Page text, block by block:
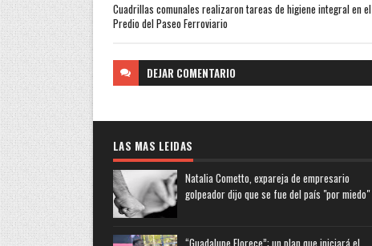
Cuadrillas comunales realizaron tareas de higiene integral en el
Predio del Paseo Ferroviario
DEJAR COMENTARIO
LAS MAS LEIDAS
Natalia Cometto, expareja de empresario
golpeador dijo que se fue del país "por miedo"